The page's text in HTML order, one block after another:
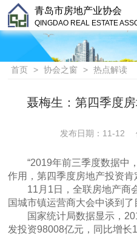
青岛市房地产业协会
QINGDAO REAL ESTATE
首页 > 协会之窗 > 热点解读
聂梅生：第四季度
发布日期：11-12
“2019年前三季度数据中
作用，第四季度房地产投资肯
11月1日，全联房地产商
国城市镇运营商大会中谈到了
国家统计局数据显示，
发投资98008亿元，同比增长